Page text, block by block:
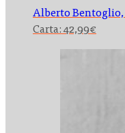
Alberto Bentoglio,
Carta: 42,99€